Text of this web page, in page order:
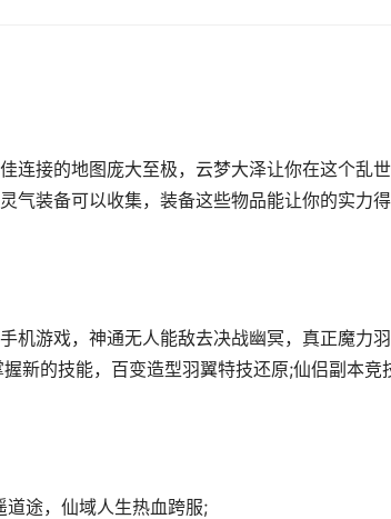
连接的地图庞大至极，云梦大泽让你在这个乱
气装备可以收集，装备这些物品能让你的实力得
机游戏，神通无人能敌去决战幽冥，真正魔力
新的技能，百变造型羽翼特技还原;仙侣副本竞
道途，仙域人生热血跨服;